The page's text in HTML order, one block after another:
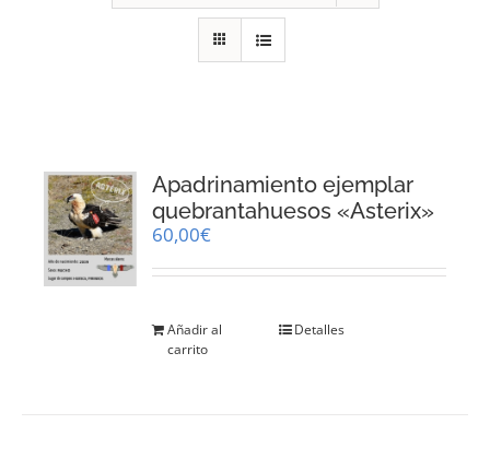
Apadrinamiento ejemplar
quebrantahuesos «Asterix»
60,00€
Añadir al
carrito
Detalles